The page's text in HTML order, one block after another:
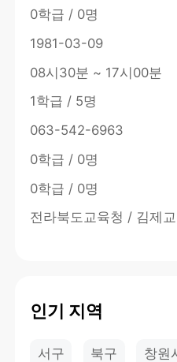
0학급 / 0명
1981-03-09
08시30분 ~ 17시00분
1학급 / 5명
063-542-6963
0학급 / 0명
0학급 / 0명
전라북도교육청 / 김제
인기 지역
서구 북구 창원